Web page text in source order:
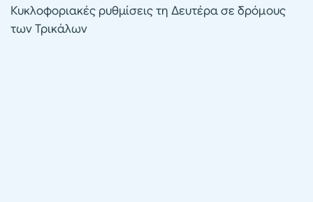
Κυκλοφοριακές ρυθμίσεις τη Δευτέρα σε δρόμους
των Τρικάλων